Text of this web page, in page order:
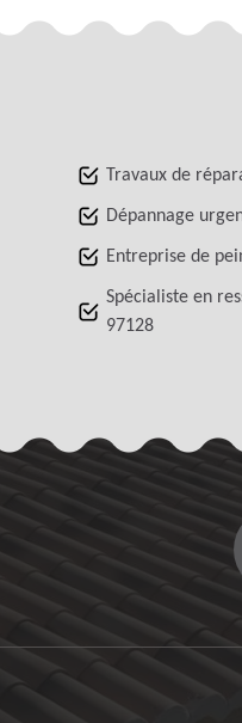
Travaux de
Dépannage
Entreprise de
Spécialiste en
97128